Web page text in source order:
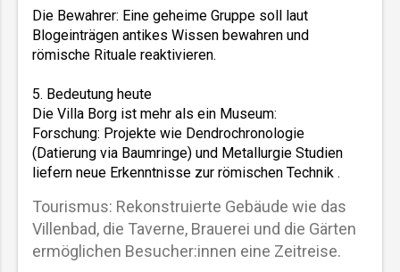
Die Bewahrer: Eine geheime Gruppe soll laut
Blogeinträgen antikes Wissen bewahren und
römische Rituale reaktivieren.
5. Bedeutung heute
Die Villa Borg ist mehr als ein Museum:
Forschung: Projekte wie Dendrochronologie
(Datierung via Baumringe) und Metallurgie Studien
liefern neue Erkenntnisse zur römischen Technik .
Tourismus: Rekonstruierte Gebäude wie das
Villenbad, die Taverne, Brauerei und die Gärten
ermöglichen Besucher:innen eine Zeitreise.